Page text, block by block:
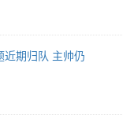
近期归队 主帅仍